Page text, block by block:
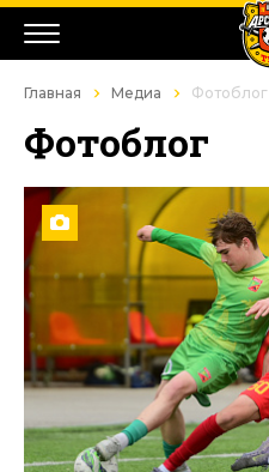
Главная Медиа Фотоблог
Фотоблог